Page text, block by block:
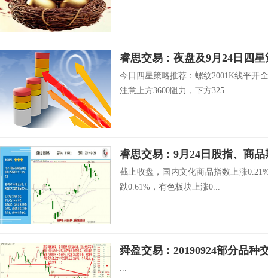
睿思交易：夜盘及9月24日四
今日四星策略推荐：螺纹2001K线平开
注意上方3600阻力，下方325...
睿思交易：9月24日股指、商
截止收盘，国内文化商品指数上涨
跌0.61%，有色板块上涨0...
舜盈交易：20190924部分品种
...